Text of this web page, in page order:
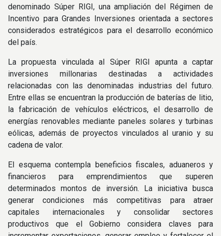
denominado Súper RIGI, una ampliación del Régimen de
Incentivo para Grandes Inversiones orientada a sectores
considerados estratégicos para el desarrollo económico
del país.
La propuesta vinculada al Súper RIGI apunta a captar
inversiones millonarias destinadas a actividades
relacionadas con las denominadas industrias del futuro.
Entre ellas se encuentran la producción de baterías de litio,
la fabricación de vehículos eléctricos, el desarrollo de
energías renovables mediante paneles solares y turbinas
eólicas, además de proyectos vinculados al uranio y su
cadena de valor.
El esquema contempla beneficios fiscales, aduaneros y
financieros para emprendimientos que superen
determinados montos de inversión. La iniciativa busca
generar condiciones más competitivas para atraer
capitales internacionales y consolidar sectores
productivos que el Gobierno considera claves para